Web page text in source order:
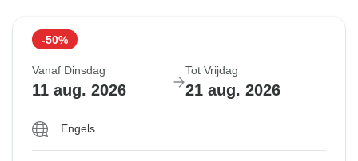
-50%
Vanaf Dinsdag
11 aug. 2026
Tot Vrijdag
21 aug. 2026
Engels